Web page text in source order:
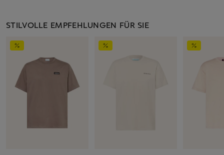
STILVOLLE EMPFEHLUNGEN FÜR SIE